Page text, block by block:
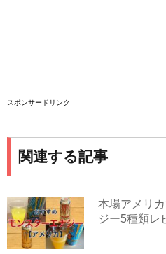
スポンサードリンク
関連する記事
本場アメリ
ジー5種類レ